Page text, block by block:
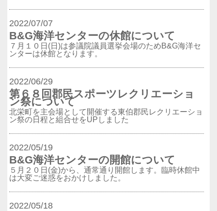
2022/07/07
B&G海洋センターの休館について
７月１０日(日)は参議院議員選挙会場のためB&G海洋セ
ンターは休館となります。
2022/06/29
第６８回郡民スポーツレクリエーショ
ン祭について
北栄町を主会場として開催する東伯郡民レクリエーショ
ン祭の日程と組合せをUPしました
2022/05/19
B&G海洋センターの開館について
５月２０日(金)から、通常通り開館します。臨時休館中
は大変ご迷惑をおかけしました。
2022/05/18